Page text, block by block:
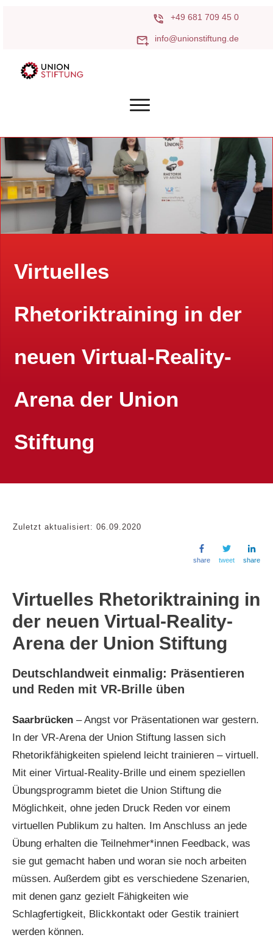
+49 681 709 45 0
info@unionstiftung.de
Virtuelles
Rhetoriktraining in der
neuen Virtual-Reality-
Arena der Union
Stiftung
Zuletzt aktualisiert: 06.09.2020
share tweet share
Virtuelles Rhetoriktraining in
der neuen Virtual-Reality-
Arena der Union Stiftung
Deutschlandweit einmalig: Präsentieren
und Reden mit VR-Brille üben
Saarbrücken – Angst vor Präsentationen war gestern.
In der VR-Arena der Union Stiftung lassen sich
Rhetorikfähigkeiten spielend leicht trainieren – virtuell.
Mit einer Virtual-Reality-Brille und einem speziellen
Übungsprogramm bietet die Union Stiftung die
Möglichkeit, ohne jeden Druck Reden vor einem
virtuellen Publikum zu halten. Im Anschluss an jede
Übung erhalten die Teilnehmer*innen Feedback, was
sie gut gemacht haben und woran sie noch arbeiten
müssen. Außerdem gibt es verschiedene Szenarien,
mit denen ganz gezielt Fähigkeiten wie
Schlagfertigkeit, Blickkontakt oder Gestik trainiert
werden können.